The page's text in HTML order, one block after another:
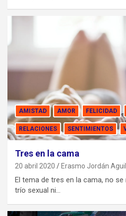
AMISTAD AMOR FELICIDAD
RELACIONES SENTIMIENTOS
Tres en la cama
20 abril 2020 Erasmo Jordán
El tema de tres en la cama, no
trío sexual ni…